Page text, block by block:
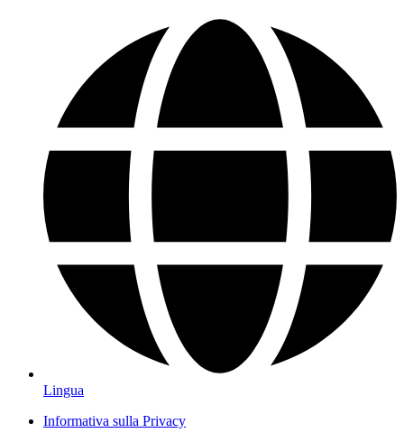
Lingua
Informativa sulla Privacy